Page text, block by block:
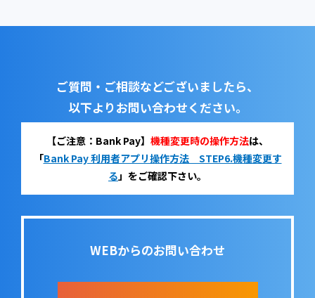
ご質問・ご相談などございましたら、
以下よりお問い合わせください。
【ご注意：Bank Pay】 機種変更時の操作方法は、
「Bank Pay 利用者アプリ操作方法 STEP6.機種変更す
る 」をご確認下さい。
WEBからのお問い合わせ